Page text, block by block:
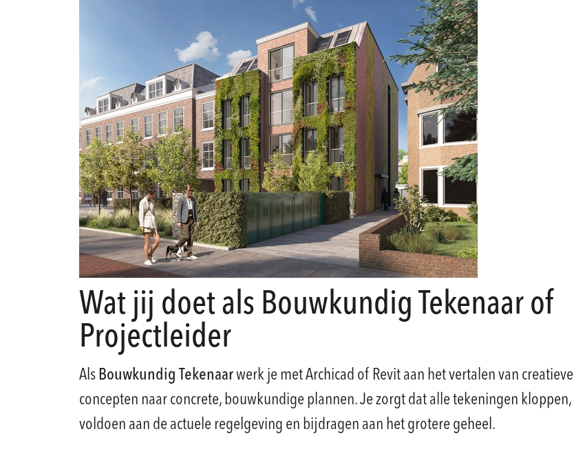
Wat jij doet als Bouwkundig Tekenaar of
Projectleider
Als Bouwkundig Tekenaarwerk je met Archicad of Revit aan het vertalen van creatieve
concepten naar concrete, bouwkundige plannen. Je zorgt dat alle tekeningen kloppen,
voldoen aan de actuele regelgeving en bijdragen aan het grotere geheel.